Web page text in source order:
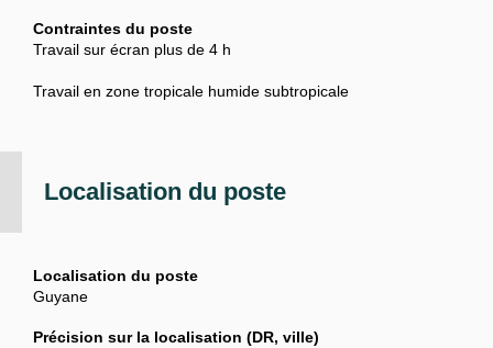
Contraintes du poste
Travail sur écran plus de 4 h
Travail en zone tropicale humide subtropicale
Localisation du poste
Localisation du poste
Guyane
Précision sur la localisation (DR, ville)